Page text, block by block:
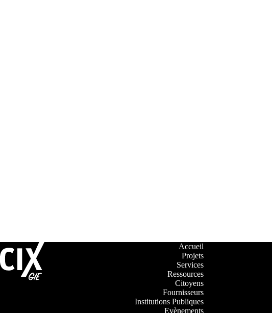
Accueil
Projets
Services
Ressources
Citoyens
Fournisseurs
Institutions Publiques
Evènements